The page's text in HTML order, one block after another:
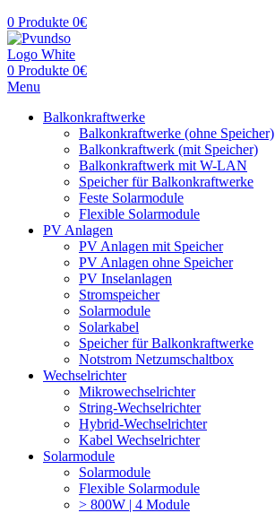
0 Produkte 0€
0 Produkte 0€
Menu
Balkonkraftwerke
Balkonkraftwerke (ohne Speicher)
Balkonkraftwerk (mit Speicher)
Balkonkraftwerk mit W-LAN
Speicher für Balkonkraftwerke
Feste Solarmodule
Flexible Solarmodule
PV Anlagen
PV Anlagen mit Speicher
PV Anlagen ohne Speicher
PV Inselanlagen
Stromspeicher
Solarmodule
Solarkabel
Speicher für Balkonkraftwerke
Notstrom Netzumschaltbox
Wechselrichter
Mikrowechselrichter
String-Wechselrichter
Hybrid-Wechselrichter
Kabel Wechselrichter
Solarmodule
Solarmodule
Flexible Solarmodule
> 800W | 4 Module